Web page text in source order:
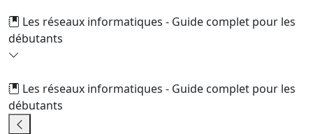
Les réseaux informatiques - Guide complet pour les
débutants
Les réseaux informatiques - Guide complet pour les
débutants